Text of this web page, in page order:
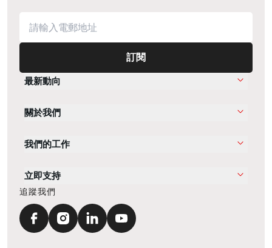
訂閱
最新動向
關於我們
我們的工作
立即支持
追蹤我們